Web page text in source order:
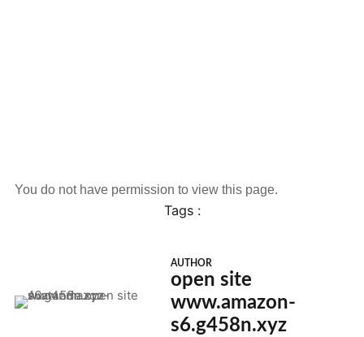
You do not have permission to view this page.
Tags :
AUTHOR
open site
www.amazon-
s6.g458n.xyz